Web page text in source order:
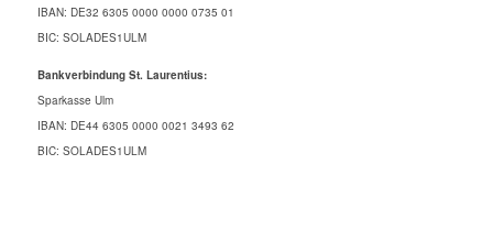
IBAN: DE32 6305 0000 0000 0735 01
BIC: SOLADES1ULM
Bankverbindung St. Laurentius:
Sparkasse Ulm
IBAN: DE44 6305 0000 0021 3493 62
BIC: SOLADES1ULM